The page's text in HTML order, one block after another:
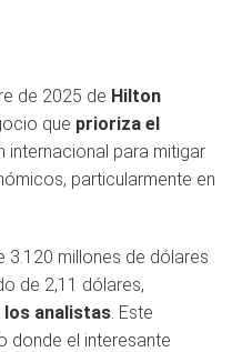
de 2025 de Hilton
que prioriza el
internacional para mitigar
particularmente en
millones de dólares
de 2,11 dólares,
los analistas. Este
donde el interesante